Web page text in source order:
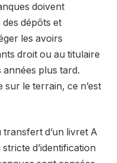
doivent
dépôts et
les avoirs
droit ou au titulaire
plus tard.
le terrain, ce n’est
d’un livret A
d’identification